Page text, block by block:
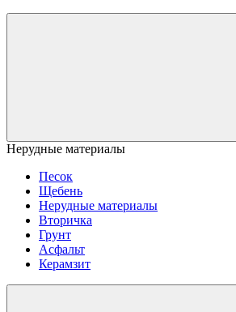
Нерудные материалы
Песок
Щебень
Нерудные материалы
Вторичка
Грунт
Асфальт
Керамзит